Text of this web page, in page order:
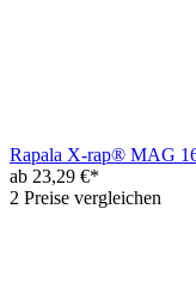
Rapala X-rap® MAG
ab 23,29 €*
2 Preise vergleichen